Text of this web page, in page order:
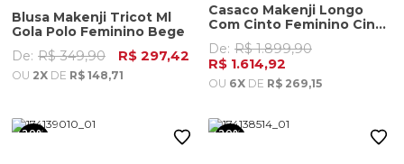
Blusa Makenji Tricot Ml
Gola Polo Feminino Bege
De: R$ 349,90 R$ 297,42
OU 2X DE R$ 148,71
Casaco Makenji Longo
Com Cinto Feminino Cinza
Claro Mescla
De: R$ 1.899,90
R$ 1.614,92
OU 6X DE R$ 269,15
20%
20%